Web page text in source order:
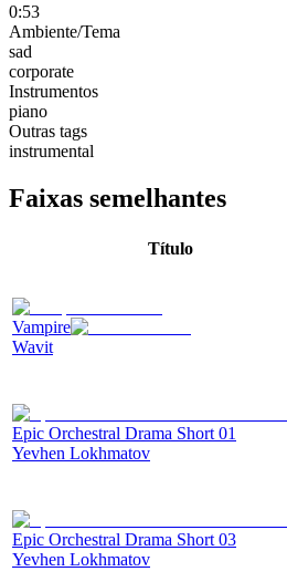
0:53
Ambiente/Tema
sad
corporate
Instrumentos
piano
Outras tags
instrumental
Faixas semelhantes
Título
Vampire
Wavit
Epic Orchestral Drama Short 01
Yevhen Lokhmatov
Epic Orchestral Drama Short 03
Yevhen Lokhmatov